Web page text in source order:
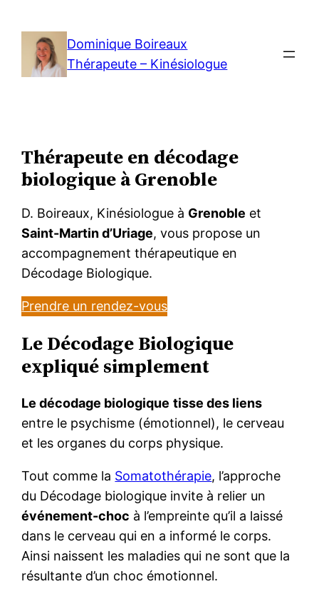
contenu
Dominique Boireaux
Thérapeute – Kinésiologue
Thérapeute en décodage
biologique à Grenoble
D. Boireaux, Kinésiologue à Grenoble et
Saint-Martin d’Uriage, vous propose un
accompagnement thérapeutique en
Décodage Biologique.
Prendre un rendez-vous
Le Décodage Biologique
expliqué simplement
Le décodage biologique tisse des liens
entre le psychisme (émotionnel), le cerveau
et les organes du corps physique.
Tout comme la Somatothérapie, l’approche
du Décodage biologique invite à relier un
événement-choc à l’empreinte qu’il a laissé
dans le cerveau qui en a informé le corps.
Ainsi naissent les maladies qui ne sont que la
résultante d’un choc émotionnel.